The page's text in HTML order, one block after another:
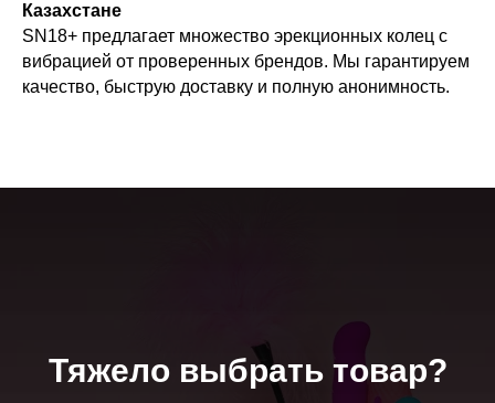
Казахстане
SN18+ предлагает множество эрекционных колец с
вибрацией от проверенных брендов. Мы гарантируем
качество, быструю доставку и полную анонимность.
Тяжело выбрать товар?